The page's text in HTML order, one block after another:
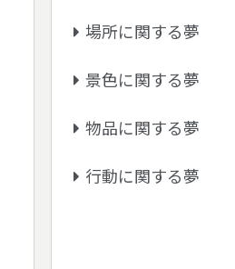
場所に関する夢
景色に関する夢
物品に関する夢
行動に関する夢